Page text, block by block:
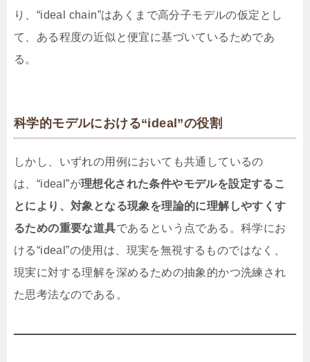
り、“ideal chain”はあくまで高分子モデルの仮定とし
て、ある程度の近似と便宜に基づいているためであ
る。
科学的モデルにおける“ideal”の役割
しかし、いずれの用例においても共通しているの
は、“ideal”が理想化された条件やモデルを設定するこ
とにより、対象となる現象を理論的に理解しやすくす
るための重要な道具であるという点である。科学にお
ける“ideal”の使用は、現実を無視するものではなく、
現実に対する理解を深めるための抽象的かつ洗練され
た思考法なのである。